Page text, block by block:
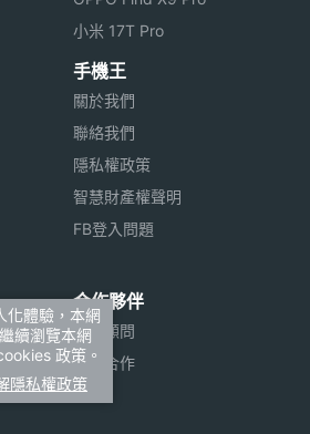
小米 17T Pro
手機王
關於我們
聯絡我們
隱私權政策
智慧財產權聲明
FB登入問題
合作夥伴
法律顧問
媒體合作
化體驗，本網
續瀏覽本網
政策。
隱私權政策